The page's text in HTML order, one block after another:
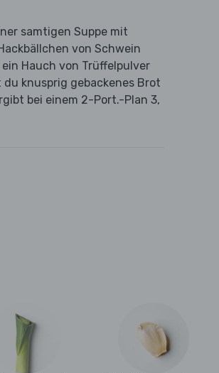
samtigen Suppe mit
von Schwein
Hauch von Trüffelpulver
knusprig gebackenes Brot
bei einem 2-Port.-Plan 3,